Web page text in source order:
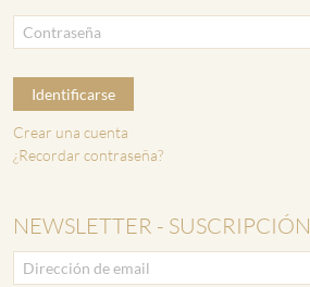
Identificarse
Crear una cuenta
¿Recordar contraseña?
NEWSLETTER - SUSCRIPCIÓN